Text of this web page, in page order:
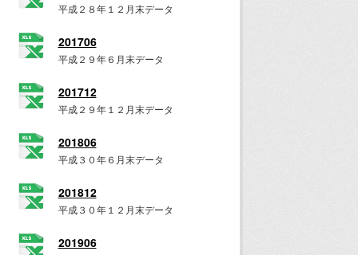
平成２８年１２月末データ
201706
平成２９年６月末データ
201712
平成２９年１２月末データ
201806
平成３０年６月末データ
201812
平成３０年１２月末データ
201906